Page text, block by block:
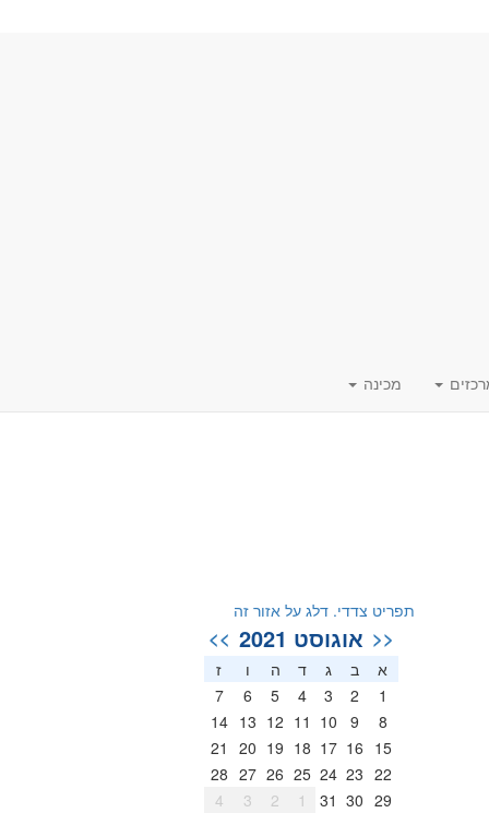
מכינה
תפריט צדדי. דלג על אזור זה
<< אוגוסט 2021 >>
א ב ג ד ה ו
ז
1
2
3
4
5
6
7
8
9
10
11
12
13
14
15
16
17
18
19
20
21
22
23
24
25
26
27
28
29
30
31
1
2
3
4